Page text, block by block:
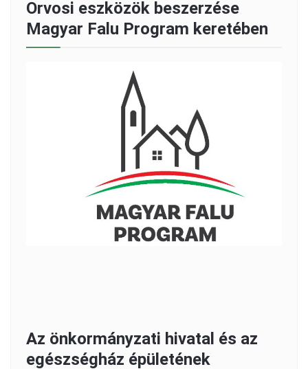
Orvosi eszközök beszerzése
Magyar Falu Program keretében
Az önkormányzati hivatal és az
egészségház épületének